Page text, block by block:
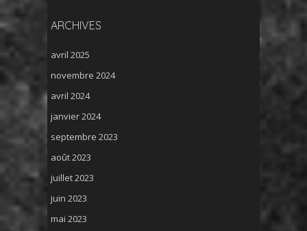
ARCHIVES
avril 2025
novembre 2024
avril 2024
janvier 2024
septembre 2023
août 2023
juillet 2023
juin 2023
mai 2023